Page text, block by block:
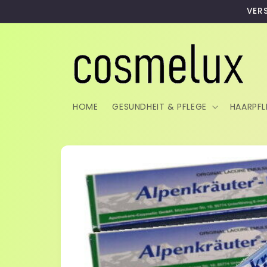
Inhalt
HOME GESUNDHEIT & PFLEGE
Zu